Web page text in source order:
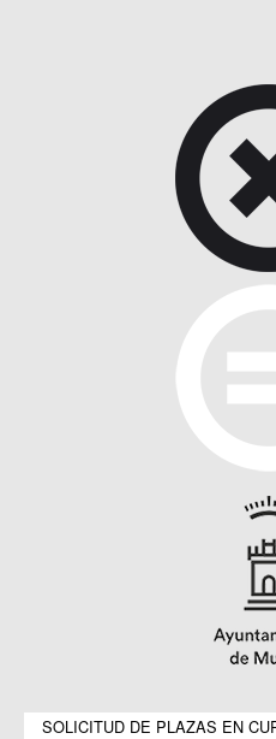
SOLICITUD DE PLAZAS EN